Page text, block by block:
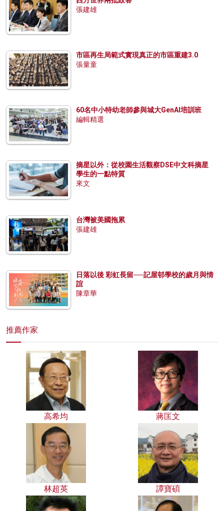
張建雄
市區再生局範式實現真正的市區重建3.0
張量童
60名中小特幼老師參與城大GenAI培訓班
編輯精選
摘星以外：從校園生活觀察DSE中文科摘星
學生的一點特質
來文
台灣被美國拖累
張建雄
日落以後 彩虹長留──記屋邨學校的歲月與情
誼
陳章華
推薦作家
高希均 蔣匡文
林超英 譚寶碩